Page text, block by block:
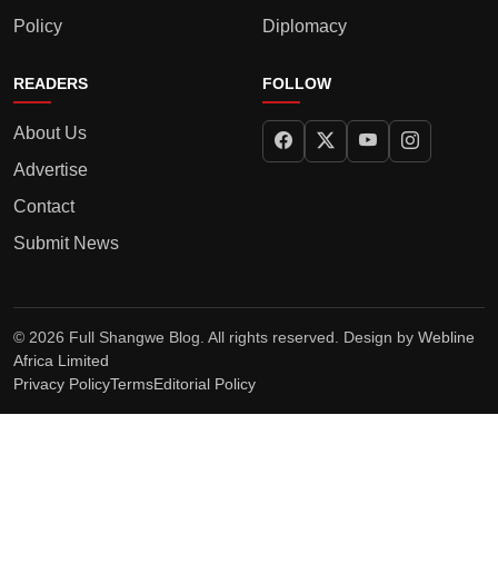
Policy
Diplomacy
READERS
About Us
Advertise
Contact
Submit News
FOLLOW
© 2026 Full Shangwe Blog. All rights reserved. Design by Webline
Africa Limited
Privacy PolicyTermsEditorial Policy